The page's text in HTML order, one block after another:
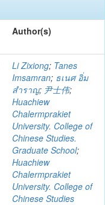
Author(s)
Li Zixiong; Tanes
Imsamran; ธเนศ อิ่ม
สำราญ; 尹士伟;
Huachiew
Chalermprakiet
University. College of
Chinese Studies.
Graduate School;
Huachiew
Chalermprakiet
University. College of
Chinese Studies